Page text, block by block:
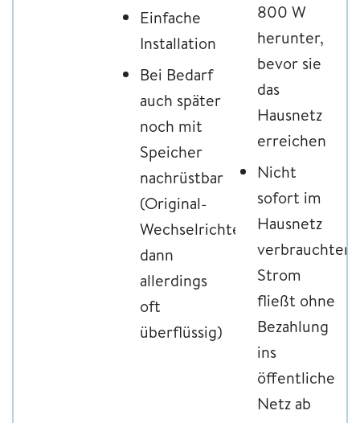
Einfache
Installation
Bei Bedarf
auch später
noch mit
Speicher
nachrüstbar
(Original-
Wechselrichter
dann
allerdings
oft
überflüssig)
800 W
herunter,
bevor sie
das
Hausnetz
erreichen
Nicht
sofort im
Hausnetz
verbrauchter
Strom
fließt ohne
Bezahlung
ins
öffentliche
Netz ab